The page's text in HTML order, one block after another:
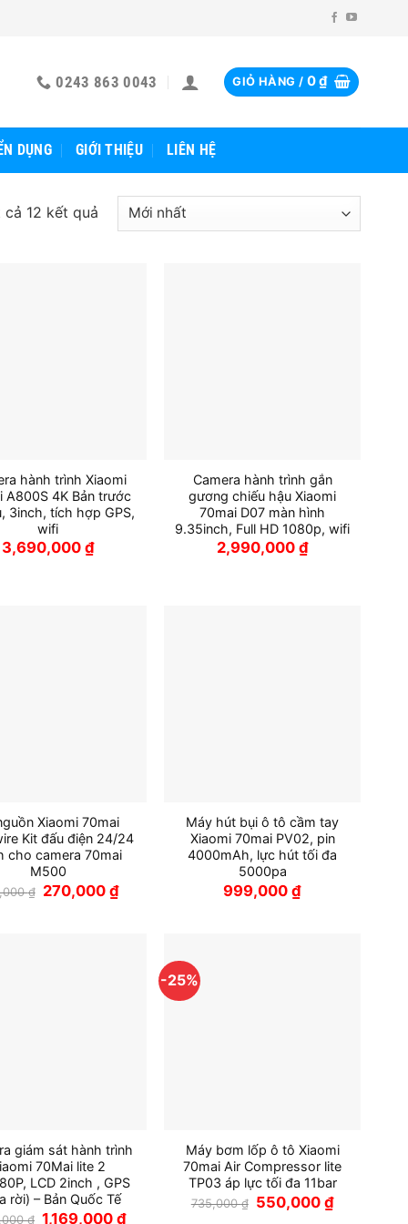
0243 863 0043 GIỎ HÀNG / 0₫
DỤNG GIỚI THIỆU LIÊN HỆ
12 kết quả
hành trình Xiaomi
A800S 4K Bản trước
3inch, tích hợp GPS,
wifi
3,690,000 ₫
Camera hành trình gắn
gương chiếu hậu Xiaomi
70mai D07 màn hình
9.35inch, Full HD 1080p, wifi
2,990,000 ₫
Xiaomi 70mai
Kit đấu điện 24/24
cho camera 70mai
M500
₫ Giá
gốc
270,000 ₫Giá
hiện
Máy hút bụi ô tô cầm tay
Xiaomi 70mai PV02, pin
4000mAh, lực hút tối đa
5000pa
999,000₫
giám sát hành trình
70Mai lite 2
LCD 2inch , GPS
rời) – Bản Quốc Tế
₫ Giá
1,169,000 ₫Giá
-25%
Máy bơm lốp ô tô Xiaomi
70mai Air Compressor lite
TP03 áp lực tối đa 11bar
735,000₫ Giá
gốc
550,000 ₫Giá
hiện